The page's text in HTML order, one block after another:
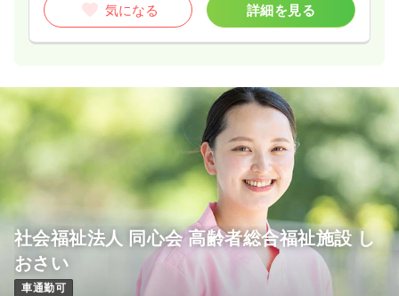
気になる 詳細を見る
社会福祉法人 同心会 高齢者総合福祉施設 し
おさい
車通勤可